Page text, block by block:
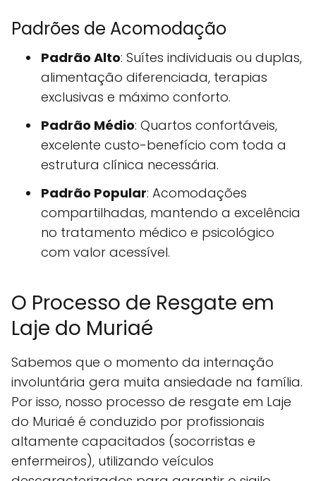
Padrões de Acomodação
Padrão Alto: Suítes individuais ou duplas,
alimentação diferenciada, terapias
exclusivas e máximo conforto.
Padrão Médio: Quartos confortáveis,
excelente custo-benefício com toda a
estrutura clínica necessária.
Padrão Popular: Acomodações
compartilhadas, mantendo a excelência
no tratamento médico e psicológico
com valor acessível.
O Processo de Resgate em
Laje do Muriaé
Sabemos que o momento da internação
involuntária gera muita ansiedade na família.
Por isso, nosso processo de resgate em Laje
do Muriaé é conduzido por profissionais
altamente capacitados (socorristas e
enfermeiros), utilizando veículos